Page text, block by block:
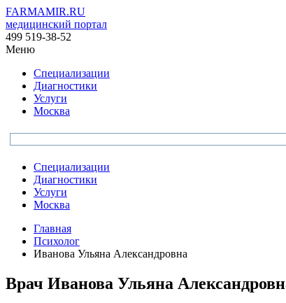
FARMAMIR.RU
медицинский портал
499 519-38-52
Меню
Специализации
Диагностики
Услуги
Москва
Специализации
Диагностики
Услуги
Москва
Главная
Психолог
Иванова Ульяна Александровна
Врач Иванова Ульяна